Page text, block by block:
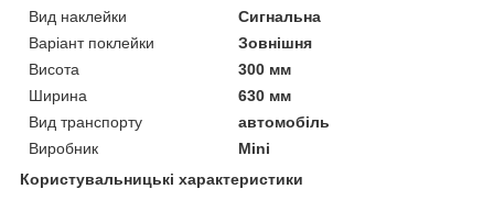
Вид наклейки
Сигнальна
Варіант поклейки
Зовнішня
Висота
300 мм
Ширина
630 мм
Вид транспорту
автомобіль
Виробник
Mini
Користувальницькі характеристики